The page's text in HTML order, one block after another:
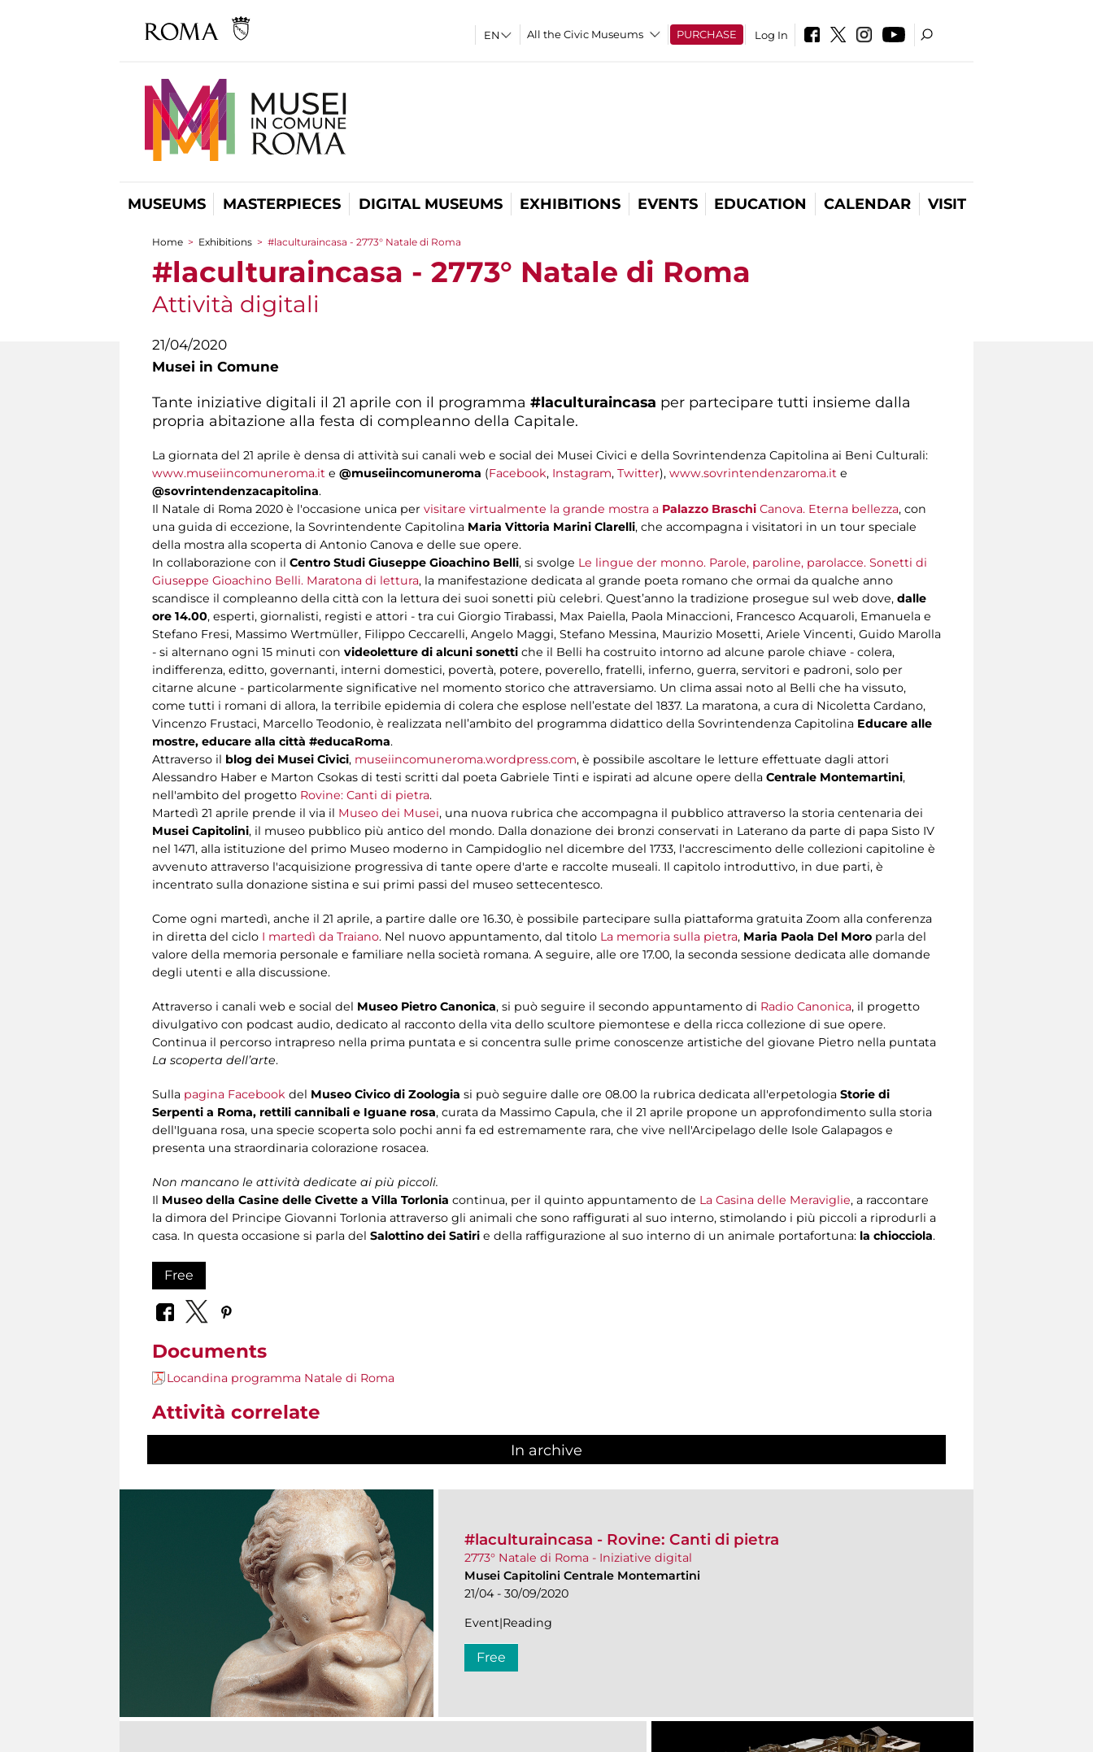
All the Civic Museums PURCHASE Log In
MUSEUMS MASTERPIECES DIGITAL MUSEUMS EXHIBITIONS EVENTS EDUCATION CALENDAR VISIT
You are here
Home > Exhibitions > #laculturaincasa - 2773° Natale di Roma
#laculturaincasa - 2773° Natale di Roma
Attività digitali
21/04/2020
Musei in Comune
Tante iniziative digitali il 21 aprile con il programma #laculturaincasa per partecipare tutti insieme dalla
propria abitazione alla festa di compleanno della Capitale.
La giornata del 21 aprile è densa di attività sui canali web e social dei Musei Civici e della Sovrintendenza Capitolina ai Beni Culturali:
www.museiincomuneroma.it e @museiincomuneroma (Facebook, Instagram, Twitter), www.sovrintendenzaroma.it e
@sovrintendenzacapitolina.
Il Natale di Roma 2020 è l'occasione unica per visitare virtualmente la grande mostra a Palazzo Braschi Canova. Eterna bellezza, con
una guida di eccezione, la Sovrintendente Capitolina Maria Vittoria Marini Clarelli, che accompagna i visitatori in un tour speciale
della mostra alla scoperta di Antonio Canova e delle sue opere.
In collaborazione con il Centro Studi Giuseppe Gioachino Belli, si svolge Le lingue der monno. Parole, paroline, parolacce. Sonetti di
Giuseppe Gioachino Belli. Maratona di lettura, la manifestazione dedicata al grande poeta romano che ormai da qualche anno
scandisce il compleanno della città con la lettura dei suoi sonetti più celebri. Quest’anno la tradizione prosegue sul web dove, dalle
ore 14.00, esperti, giornalisti, registi e attori - tra cui Giorgio Tirabassi, Max Paiella, Paola Minaccioni, Francesco Acquaroli, Emanuela e
Stefano Fresi, Massimo Wertmüller, Filippo Ceccarelli, Angelo Maggi, Stefano Messina, Maurizio Mosetti, Ariele Vincenti, Guido Marolla
- si alternano ogni 15 minuti con videoletture di alcuni sonetti che il Belli ha costruito intorno ad alcune parole chiave - colera,
indifferenza, editto, governanti, interni domestici, povertà, potere, poverello, fratelli, inferno, guerra, servitori e padroni, solo per
citarne alcune - particolarmente significative nel momento storico che attraversiamo. Un clima assai noto al Belli che ha vissuto,
come tutti i romani di allora, la terribile epidemia di colera che esplose nell’estate del 1837. La maratona, a cura di Nicoletta Cardano,
Vincenzo Frustaci, Marcello Teodonio, è realizzata nell’ambito del programma didattico della Sovrintendenza Capitolina Educare alle
mostre, educare alla città #educaRoma.
Attraverso il blog dei Musei Civici, museiincomuneroma.wordpress.com, è possibile ascoltare le letture effettuate dagli attori
Alessandro Haber e Marton Csokas di testi scritti dal poeta Gabriele Tinti e ispirati ad alcune opere della Centrale Montemartini,
nell'ambito del progetto Rovine: Canti di pietra.
Martedì 21 aprile prende il via il Museo dei Musei, una nuova rubrica che accompagna il pubblico attraverso la storia centenaria dei
Musei Capitolini, il museo pubblico più antico del mondo. Dalla donazione dei bronzi conservati in Laterano da parte di papa Sisto IV
nel 1471, alla istituzione del primo Museo moderno in Campidoglio nel dicembre del 1733, l'accrescimento delle collezioni capitoline è
avvenuto attraverso l'acquisizione progressiva di tante opere d'arte e raccolte museali. Il capitolo introduttivo, in due parti, è
incentrato sulla donazione sistina e sui primi passi del museo settecentesco.
Come ogni martedì, anche il 21 aprile, a partire dalle ore 16.30, è possibile partecipare sulla piattaforma gratuita Zoom alla conferenza
in diretta del ciclo I martedì da Traiano. Nel nuovo appuntamento, dal titolo La memoria sulla pietra, Maria Paola Del Moro parla del
valore della memoria personale e familiare nella società romana. A seguire, alle ore 17.00, la seconda sessione dedicata alle domande
degli utenti e alla discussione.
Attraverso i canali web e social del Museo Pietro Canonica, si può seguire il secondo appuntamento di Radio Canonica, il progetto
divulgativo con podcast audio, dedicato al racconto della vita dello scultore piemontese e della ricca collezione di sue opere.
Continua il percorso intrapreso nella prima puntata e si concentra sulle prime conoscenze artistiche del giovane Pietro nella puntata
La scoperta dell’arte.
Sulla pagina Facebook del Museo Civico di Zoologia si può seguire dalle ore 08.00 la rubrica dedicata all'erpetologia Storie di
Serpenti a Roma, rettili cannibali e Iguane rosa, curata da Massimo Capula, che il 21 aprile propone un approfondimento sulla storia
dell'Iguana rosa, una specie scoperta solo pochi anni fa ed estremamente rara, che vive nell'Arcipelago delle Isole Galapagos e
presenta una straordinaria colorazione rosacea.
Non mancano le attività dedicate ai più piccoli.
Il Museo della Casine delle Civette a Villa Torlonia continua, per il quinto appuntamento de La Casina delle Meraviglie, a raccontare
la dimora del Principe Giovanni Torlonia attraverso gli animali che sono raffigurati al suo interno, stimolando i più piccoli a riprodurli a
casa. In questa occasione si parla del Salottino dei Satiri e della raffigurazione al suo interno di un animale portafortuna: la chiocciola.
Free
Documents
Locandina programma Natale di Roma
Attività correlate
In archive
#laculturaincasa - ​Rovine: Canti di pietra
2773° Natale di Roma - Iniziative digital
Musei Capitolini Centrale Montemartini
21/04 - 30/09/2020
Event|Reading
Free